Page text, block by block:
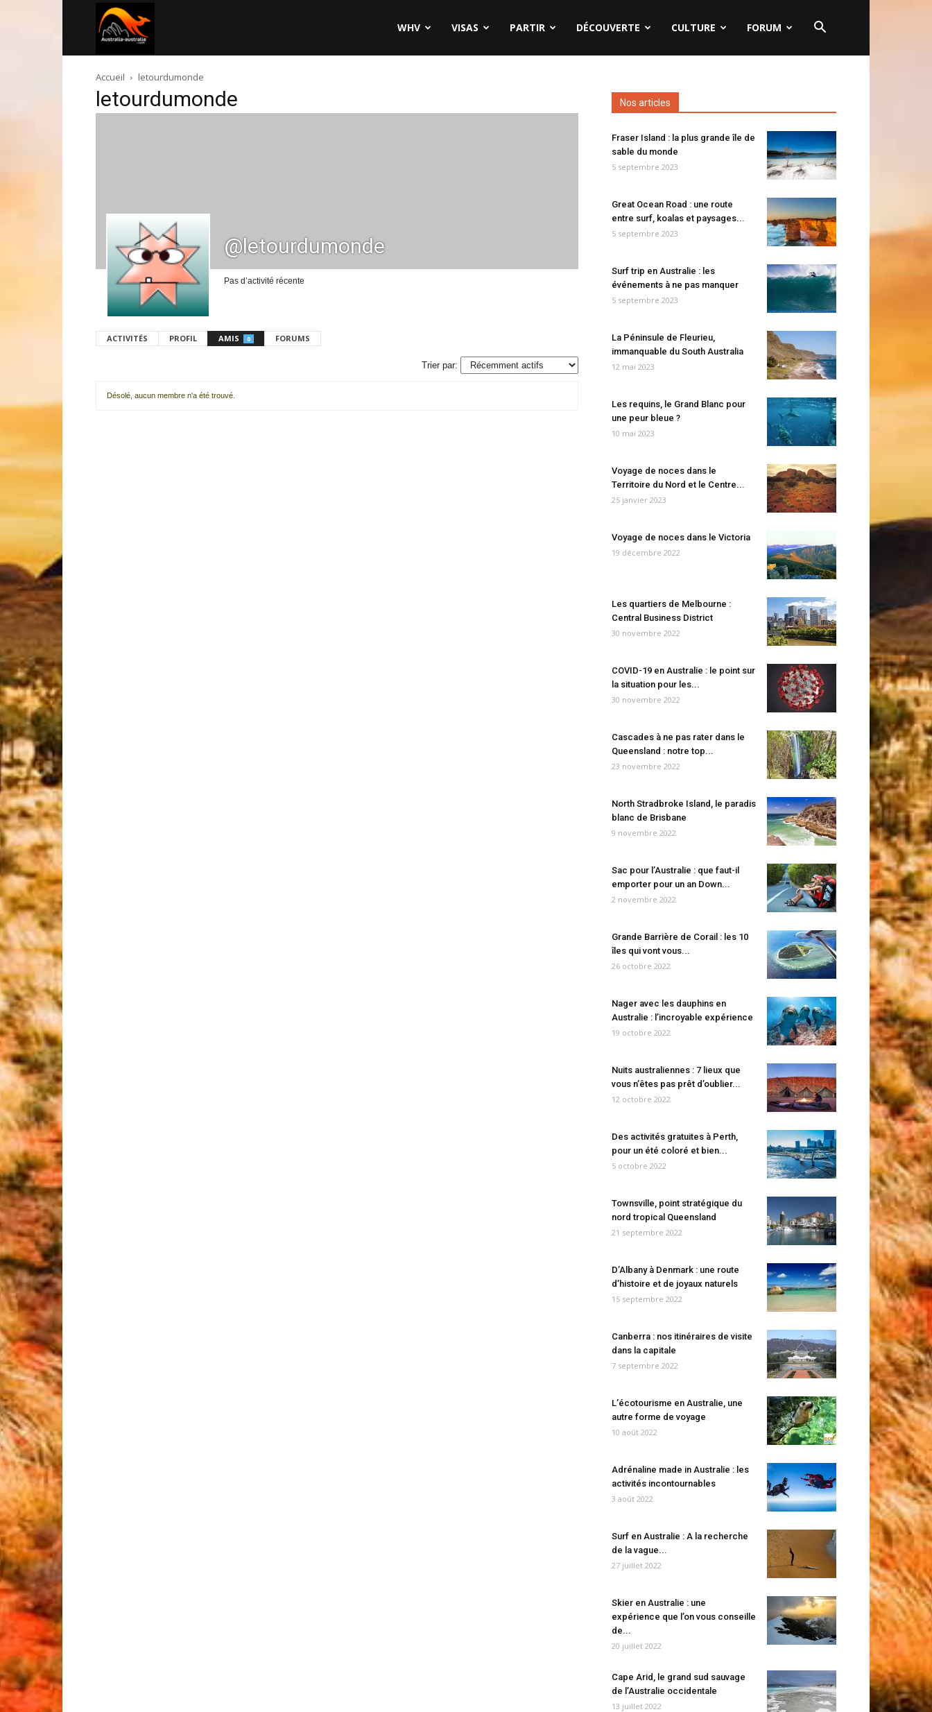
australie.com
WHV VISAS PARTIR DÉCOUVERTE CULTURE FORUM
Accueil letourdumonde
letourdumonde
@letourdumonde
Pas d’activité récente
ACTIVITÉS PROFIL AMIS 0 FORUMS
Trier par:
Désolé, aucun membre n'a été trouvé.
Nos articles
Fraser Island : la plus grande île de
sable du monde
5 septembre 2023
Great Ocean Road : une route
entre surf, koalas et paysages...
5 septembre 2023
Surf trip en Australie : les
événements à ne pas manquer
5 septembre 2023
La Péninsule de Fleurieu,
immanquable du South Australia
12 mai 2023
Les requins, le Grand Blanc pour
une peur bleue ?
10 mai 2023
Voyage de noces dans le
Territoire du Nord et le Centre...
25 janvier 2023
Voyage de noces dans le Victoria
19 décembre 2022
Les quartiers de Melbourne :
Central Business District
30 novembre 2022
COVID-19 en Australie : le point sur
la situation pour les...
30 novembre 2022
Cascades à ne pas rater dans le
Queensland : notre top...
23 novembre 2022
North Stradbroke Island, le paradis
blanc de Brisbane
9 novembre 2022
Sac pour l’Australie : que faut-il
emporter pour un an Down...
2 novembre 2022
Grande Barrière de Corail : les 10
îles qui vont vous...
26 octobre 2022
Nager avec les dauphins en
Australie : l’incroyable expérience
19 octobre 2022
Nuits australiennes : 7 lieux que
vous n’êtes pas prêt d’oublier...
12 octobre 2022
Des activités gratuites à Perth,
pour un été coloré et bien...
5 octobre 2022
Townsville, point stratégique du
nord tropical Queensland
21 septembre 2022
D’Albany à Denmark : une route
d’histoire et de joyaux naturels
15 septembre 2022
Canberra : nos itinéraires de visite
dans la capitale
7 septembre 2022
L’écotourisme en Australie, une
autre forme de voyage
10 août 2022
Adrénaline made in Australie : les
activités incontournables
3 août 2022
Surf en Australie : A la recherche
de la vague...
27 juillet 2022
Skier en Australie : une
expérience que l’on vous conseille
de...
20 juillet 2022
Cape Arid, le grand sud sauvage
de l’Australie occidentale
13 juillet 2022